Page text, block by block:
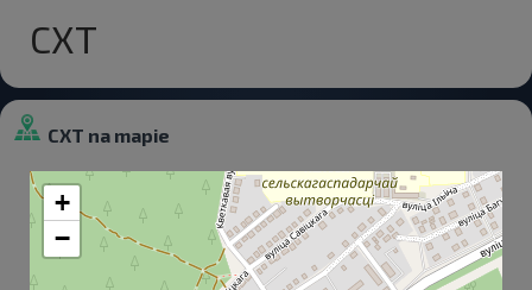
СХТ
СХТ na mapie
+
−